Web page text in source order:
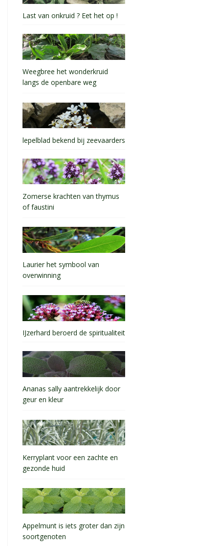
Last van onkruid ? Eet het op !
Weegbree het wonderkruid
langs de openbare weg
lepelblad bekend bij zeevaarders
Zomerse krachten van thymus
of faustini
Laurier het symbool van
overwinning
IJzerhard beroerd de spiritualiteit
Ananas sally aantrekkelijk door
geur en kleur
Kerryplant voor een zachte en
gezonde huid
Appelmunt is iets groter dan zijn
soortgenoten